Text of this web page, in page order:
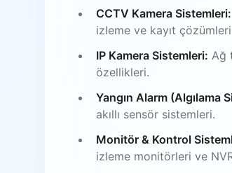
CCTV Kamera Sistemleri:
izleme ve kayıt
IP Kamera Sistemleri: Ağ
özellikleri.
Yangın Alarm (Algılama
akıllı sensör sistemleri.
Monitör & Kontrol
izleme monitörleri ve